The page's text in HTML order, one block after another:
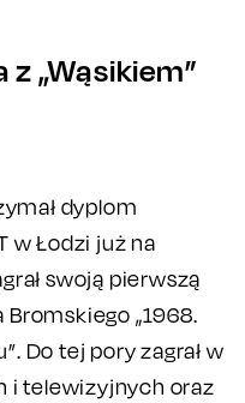
z „Wąsikiem”
dyplom
w Łodzi już na
swoją pierwszą
Bromskiego „1968.
Do tej pory zagrał w
i telewizyjnych oraz